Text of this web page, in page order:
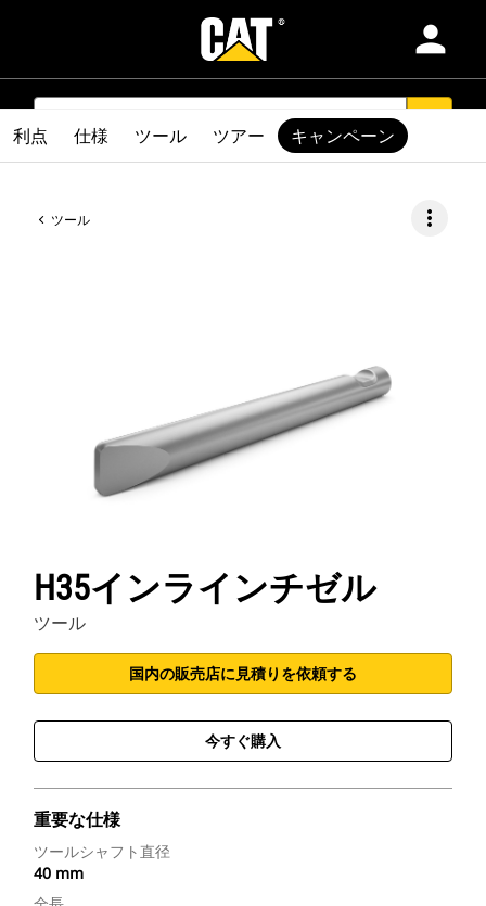
person
SEARCH
製品
業種別
サービスおよびサポート
Asia-日本語
ツール more_vert
H35インラインチゼル
ツール
国内の販売店に見積りを依頼する
今すぐ購入
重要な仕様
ツールシャフト直径
40 mm
利点 仕様 ツール ツアー キャンペーン